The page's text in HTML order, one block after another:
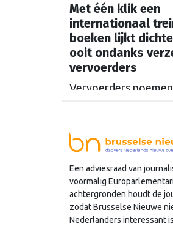
Met één klik een
internationaal
boeken lijkt
ooit ondanks
vervoerders
Vervoerders
treinkaartjes
kunnen boeken "een
en onterechte
lijkt de politieke
groot om het
tegen te houden.
Een adviesraad van
voormalig
achtergronden houdt de
zodat Brusselse Nieuwe
Nederlanders interessant